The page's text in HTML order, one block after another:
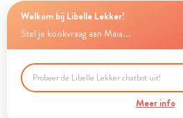
Welkom bij Libelle Lekker!
Stel je kookvraag aan Maia...
Meer info